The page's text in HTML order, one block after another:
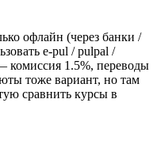
офлайн (через банки /
e-pul / pulpal /
комиссия 1.5%, переводы
тоже вариант, но там
сравнить курсы в